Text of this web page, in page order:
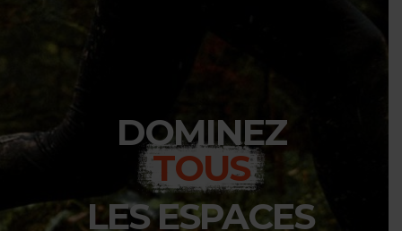
DOMINEZ
TOUS
LES ESPACES